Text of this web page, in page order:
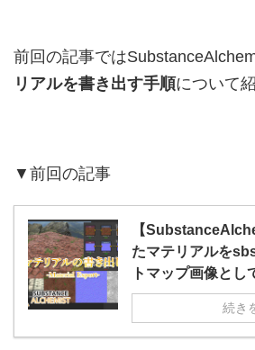
前回の記事では
リアルを書き出す手順について
▼前回の記事
【
たマテリアルを
トマップ画像とし
続き